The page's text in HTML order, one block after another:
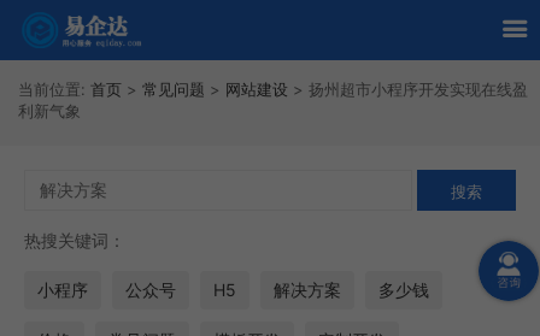
当前位置: 首页 > 常见问题 > 网站建设 > 扬州超市小程序开发实现在线盈
利新气象
热搜关键词：
小程序 公众号 H5 解决方案 多少钱